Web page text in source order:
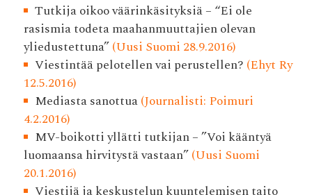
Tutkija oikoo väärinkäsityksiä – “Ei ole
rasismia todeta maahanmuuttajien olevan
yliedustettuna”(Uusi Suomi 28.9.2016)
Viestintää pelotellen vai perustellen? (Ehyt Ry
12.5.2016)
Mediasta sanottua(Journalisti: Poimuri
4.2.2016)
MV-boikotti yllätti tutkijan – ”Voi kääntyä
luomaansa hirvitystä vastaan”(Uusi Suomi
20.1.2016)
Viestijä ja keskustelun kuuntelemisen taito